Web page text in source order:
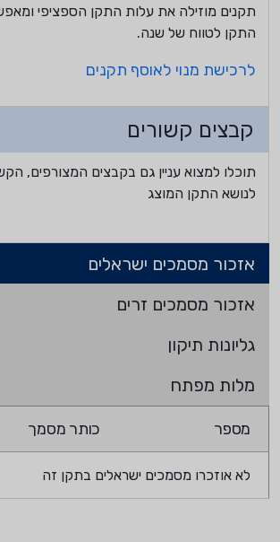
תקנים מוזילה את עלות התקן הספציפי
התקן לטווח של שנה.
לרכישת מנוי לאוסף תקנים
קבצים קשורים
תוכלו למצוא עניין גם בקבצים המצורפים,
לנושא התקן המוצג
אזכור מסמכים ישראלים
אזכור מסמכים זרים
גליונות תיקון
מלות מפתח
מספר כותר מסמך
לא אוזכרו מסמכים ישראלים בתקן זה